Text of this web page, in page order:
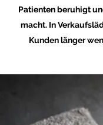
Patienten beruhigt
macht. In
Kunden länger